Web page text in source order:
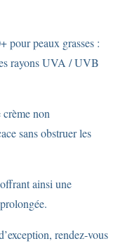
pour peaux grasses :
rayons UVA / UVB
non
sans obstruer les
ainsi une
rendez-vous